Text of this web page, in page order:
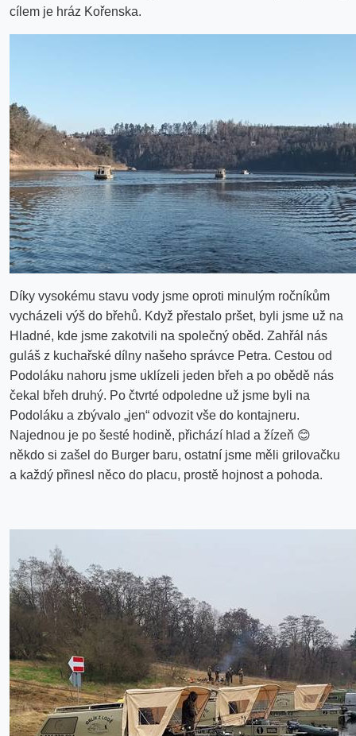
cílem je hráz Kořenska.
Díky vysokému stavu vody jsme oproti minulým ročníkům
vycházeli výš do břehů. Když přestalo pršet, byli jsme už na
Hladné, kde jsme zakotvili na společný oběd. Zahřál nás
guláš z kuchařské dílny našeho správce Petra. Cestou od
Podoláku nahoru jsme uklízeli jeden břeh a po obědě nás
čekal břeh druhý. Po čtvrté odpoledne už jsme byli na
Podoláku a zbývalo „jen“ odvozit vše do kontajneru.
Najednou je po šesté hodině, přichází hlad a žízeň 😊
někdo si zašel do Burger baru, ostatní jsme měli grilovačku
a každý přinesl něco do placu, prostě hojnost a pohoda.